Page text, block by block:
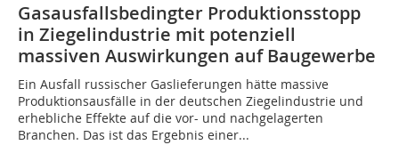
Gasausfallsbedingter Produktionsstopp
in Ziegelindustrie mit potenziell
massiven Auswirkungen auf Baugewerbe
Ein Ausfall russischer Gaslieferungen hätte massive
Produktionsausfälle in der deutschen Ziegelindustrie und
erhebliche Effekte auf die vor- und nachgelagerten
Branchen. Das ist das Ergebnis einer...